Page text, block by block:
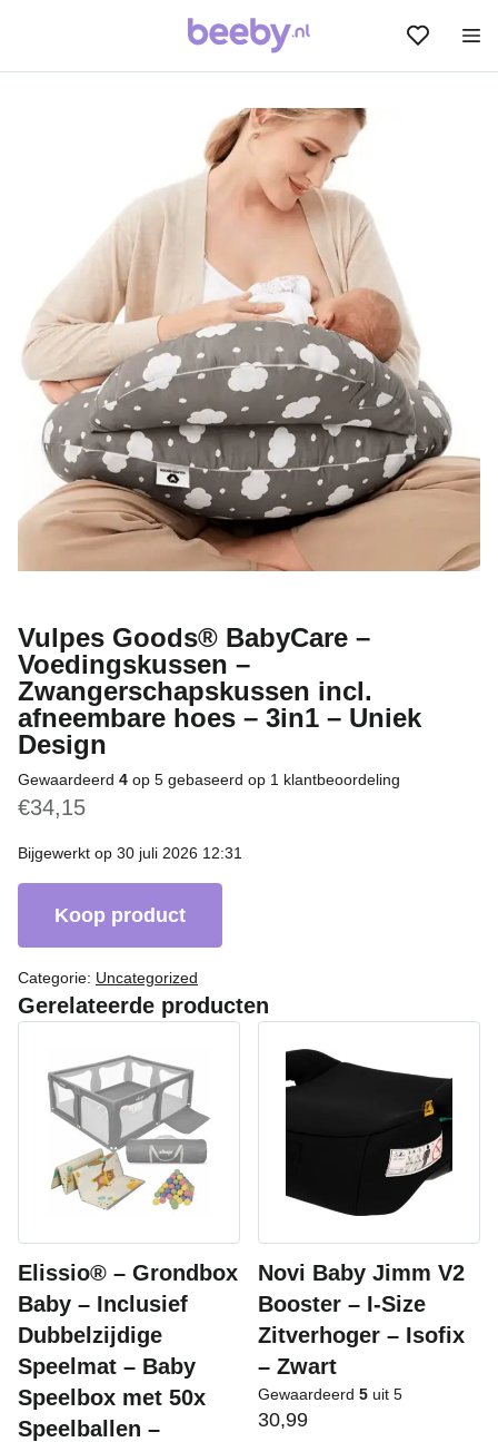
Vulpes Goods® BabyCare –
Voedingskussen –
Zwangerschapskussen incl.
afneembare hoes – 3in1 – Uniek
Design
Gewaardeerd 4 op 5 gebaseerd op 1 klantbeoordeling
€34,15
Bijgewerkt op 30 juli 2026 12:31
Koop product
Categorie: Uncategorized
Gerelateerde producten
Elissio® – Grondbox
Baby – Inclusief
Dubbelzijdige
Speelmat – Baby
Speelbox met 50x
Speelballen –
Novi Baby Jimm V2
Booster – I-Size
Zitverhoger – Isofix
– Zwart
Gewaardeerd 5 uit 5
30,99